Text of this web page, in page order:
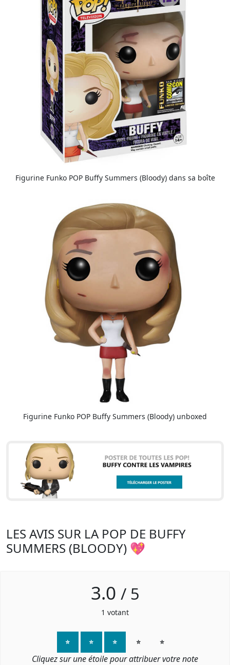
Figurine Funko POP Buffy Summers (Bloody) dans sa boîte
Figurine Funko POP Buffy Summers (Bloody) unboxed
LES AVIS SUR LA POP DE BUFFY
SUMMERS (BLOODY) 💖
3.0 / 5
1 votant
⭐ ⭐ ⭐ ⭐ ⭐
Cliquez sur une étoile pour attribuer votre note